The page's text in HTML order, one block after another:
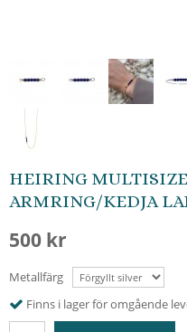
HEIRING
ARMRING/KEDJA
500 kr
Metallfärg
Finns i lager för omgående